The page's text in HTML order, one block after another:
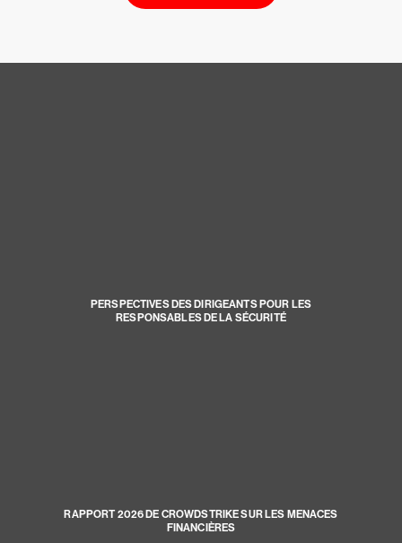
PERSPECTIVES DES DIRIGEANTS POUR LES
RESPONSABLES DE LA SÉCURITÉ
RAPPORT 2026 DE CROWDSTRIKE SUR LES MENACES
FINANCIÈRES